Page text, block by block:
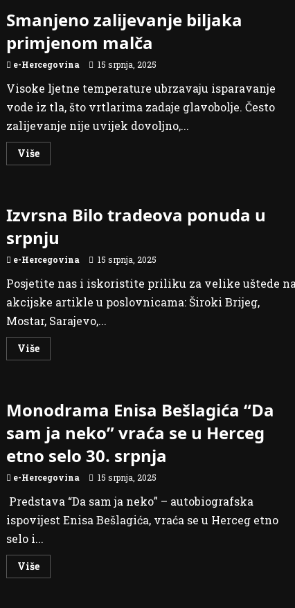
spektakl
Dragane
Mirković
u
Mostaru
Smanjeno zalijevanje biljaka
primjenom malča
e-Hercegovina 15 srpnja, 2025
Visoke ljetne temperature ubrzavaju isparavanje
vode iz tla, što vrtlarima zadaje glavobolje. Često
zalijevanje nije uvijek dovoljno,...
VišeRead
more
primjenom
malča
Izvrsna Bilo tradeova ponuda u
srpnju
e-Hercegovina 15 srpnja, 2025
Posjetite nas i iskoristite priliku za velike uštede
akcijske artikle u poslovnicama: Široki Brijeg,
Mostar, Sarajevo,...
VišeRead
more
ponuda
u
srpnju
Monodrama Enisa Bešlagića “Da
sam ja neko” vraća se u Herceg
etno selo 30. srpnja
e-Hercegovina 15 srpnja, 2025
Predstava “Da sam ja neko” – autobiografska
ispovijest Enisa Bešlagića, vraća se u Herceg etno
selo i...
VišeRead
more